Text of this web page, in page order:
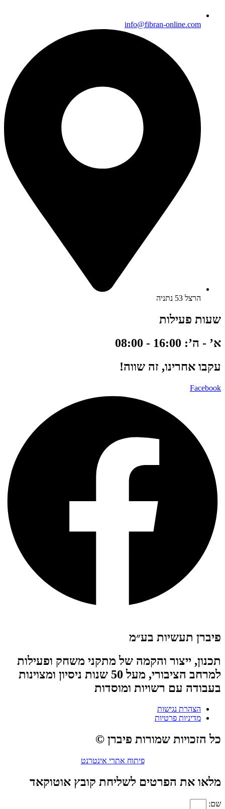
info@fibran-online.com
הרצל 53 נתניה
שעות פעילות
א’ - ה’: 16:00 - 08:00
עקבו אחרינו, זה שווה!
Facebook
פיברן תעשיות בע״מ
תכנון, ייצור והקמה של מתקני משחק ופעילות
למרחב הציבורי, מעל 50 שנות ניסיון ומצוינות
בעבודה עם רשויות ומוסדות
הצהרת נגישות
מדיניות פרטיות
כל הזכויות שמורות פיברן ©
פיתוח אתרי אינטרנט
מלאו את הפרטים לשליחת קובץ אוטוקאד
שם: